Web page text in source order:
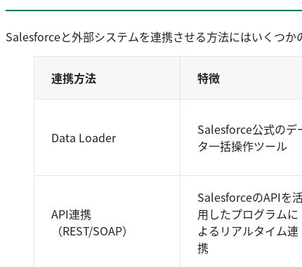
Salesforceと外部システムを連携させる方法にはいくつか
連携方法 特徴
Data Loader
Salesforce公式のデ
タ一括操作ツール
API連携
（REST/SOAP）
SalesforceのAPIを
用したプログラムに
よるリアルタイム連
携